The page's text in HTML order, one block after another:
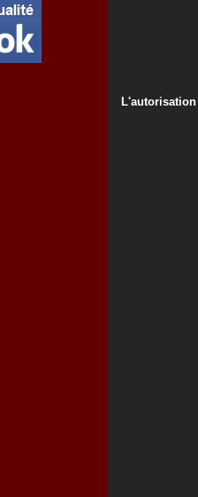
L'autorisation